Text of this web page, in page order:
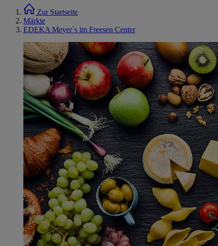
Zur Startseite
Märkte
EDEKA Meyer`s im Freesen Center